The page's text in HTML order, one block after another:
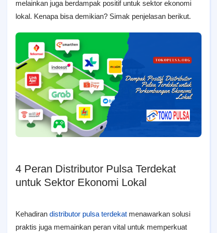
melainkan juga berdampak positif untuk sektor ekonomi
lokal. Kenapa bisa demikian? Simak penjelasan berikut.
4 Peran Distributor Pulsa Terdekat
untuk Sektor Ekonomi Lokal
Kehadiran distributor pulsa terdekat menawarkan solusi
praktis juga memainkan peran vital untuk memperkuat